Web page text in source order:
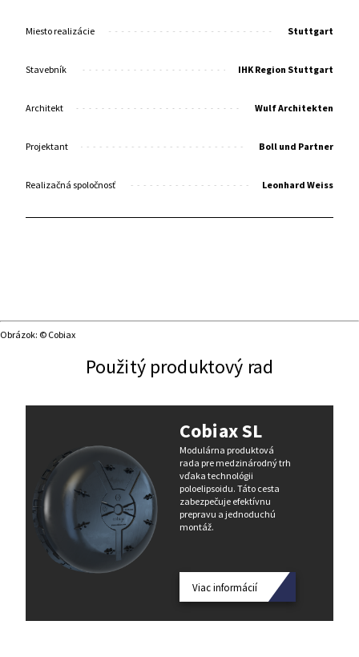
Miesto realizácie Stuttgart
Stavebník IHK Region Stuttgart
Architekt Wulf Architekten
Projektant Boll und Partner
Realizačná spoločnosť Leonhard Weiss
Obrázok: © Cobiax
Použitý produktový rad
Cobiax SL
Modulárna produktová
rada pre medzinárodný trh
vďaka technológii
poloelipsoidu. Táto cesta
zabezpečuje efektívnu
prepravu a jednoduchú
montáž.
Viac informácií